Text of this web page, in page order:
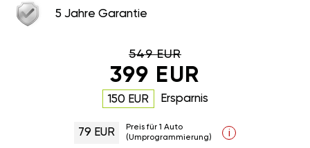
5 Jahre Garantie
549 EUR
399 EUR
150 EUR Ersparnis
79 EUR
Preis für 1 Auto
(Umprogrammierung)
i